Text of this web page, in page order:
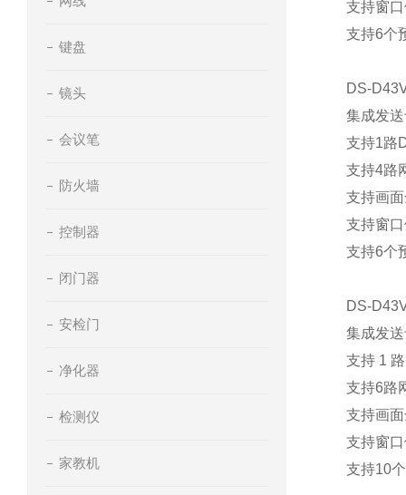
键盘
镜头
会议笔
防火墙
控制器
闭门器
安检门
净化器
检测仪
家教机
支持窗
支持6个
DS-
集成发
支持1路
支持4路
支持画
支持窗
支持6个
DS-
集成发
支持1 路
支持6路
支持画
支持窗
支持10